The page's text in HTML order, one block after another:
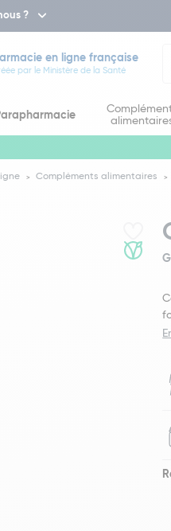
?
en ligne française
par le Ministère de la Santé
Compléments alimentaires